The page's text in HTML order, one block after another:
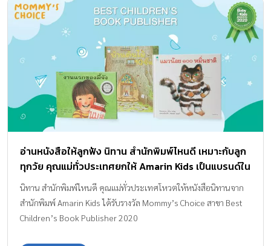
อ่านหนังสือให้ลูกฟัง นิทาน สำนักพิมพ์ไหนดี เหมาะกับลูก
ทุกวัย คุณแม่ทั่วประเทศยกให้ Amarin Kids เป็นแบรนด์ใน
ดวงใจ
นิทาน สำนักพิมพ์ไหนดี คุณแม่ทั่วประเทศโหวตให้หนังสือนิทานจาก
สำนักพิมพ์ Amarin Kids ได้รับรางวัล Mommy’s Choice สาขา Best
Children’s Book Publisher 2020